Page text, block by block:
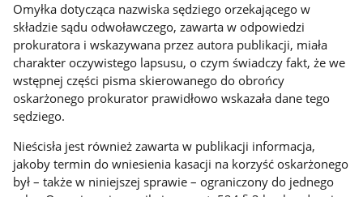
Omyłka dotycząca nazwiska sędziego orzekającego w
składzie sądu odwoławczego, zawarta w odpowiedzi
prokuratora i wskazywana przez autora publikacji, miała
charakter oczywistego lapsusu, o czym świadczy fakt, że we
wstępnej części pisma skierowanego do obrońcy
oskarżonego prokurator prawidłowo wskazała dane tego
sędziego.
Nieścisła jest również zawarta w publikacji informacja,
jakoby termin do wniesienia kasacji na korzyść oskarżonego
był – także w niniejszej sprawie – ograniczony do jednego